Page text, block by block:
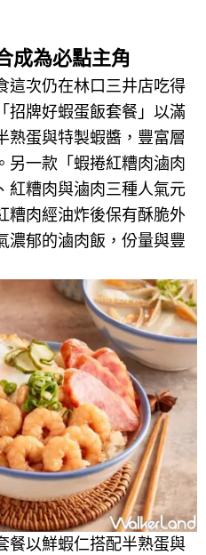
成為必點主角
這次仍在林口三井店吃得
招牌好蝦蛋飯套餐」以滿
熟蛋與特製蝦醬，豐富層
另一款「蝦捲紅糟肉滷肉
紅糟肉與滷肉三種人氣元
糟肉經油炸後保有酥脆外
濃郁的滷肉飯，份量與豐
以鮮蝦仁搭配半熟蛋與